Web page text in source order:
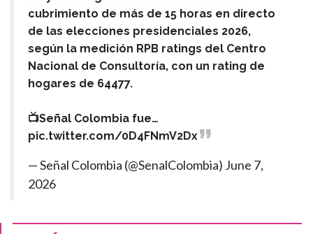
cubrimiento de más de 15 horas en directo
de las elecciones presidenciales 2026,
según la medición RPB ratings del Centro
Nacional de Consultoría, con un rating de
hogares de 64477.
📺Señal Colombia fue…
pic.twitter.com/0D4FNmV2Dx
— Señal Colombia (@SenalColombia) June 7,
2026